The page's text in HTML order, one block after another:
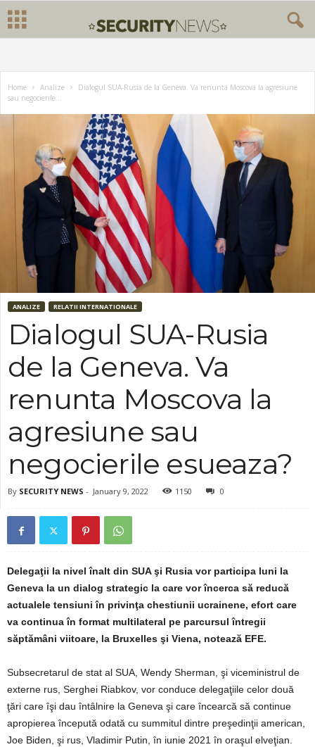
Home Analize
Dialogul SUA-Rusia de la Geneva. Va renunta Moscova la agresiune
sau negocierile...
ANALIZE RELATII INTERNATIONALE
Dialogul SUA-Rusia
de la Geneva. Va
renunta Moscova la
agresiune sau
negocierile esueaza?
By SECURITY NEWS - January 9, 2022 1150 0
Delegaţii la nivel înalt din SUA şi Rusia vor participa luni la
Geneva la un dialog strategic la care vor încerca să reducă
actualele tensiuni în privinţa chestiunii ucrainene, efort care
va continua în format multilateral pe parcursul întregii
săptămâni viitoare, la Bruxelles şi Viena, notează EFE.
Subsecretarul de stat al SUA, Wendy Sherman, şi viceministrul de
externe rus, Serghei Riabkov, vor conduce delegaţiile celor două
ţări care îşi dau întâlnire la Geneva şi care încearcă să continue
apropierea începută odată cu summitul dintre preşedinţii american,
Joe Biden, şi rus, Vladimir Putin, în iunie 2021 în oraşul elveţian.